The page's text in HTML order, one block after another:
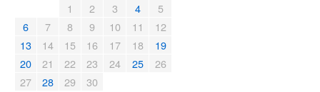
1 2 3 4
5
6
7 8 9 10 11
12
13
14 15 16 17 18
19
20
21 22 23 24 25
26
27
28 29
30